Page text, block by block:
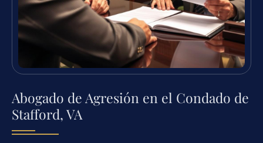
Abogado de Agresión en el Condado de
Stafford, VA